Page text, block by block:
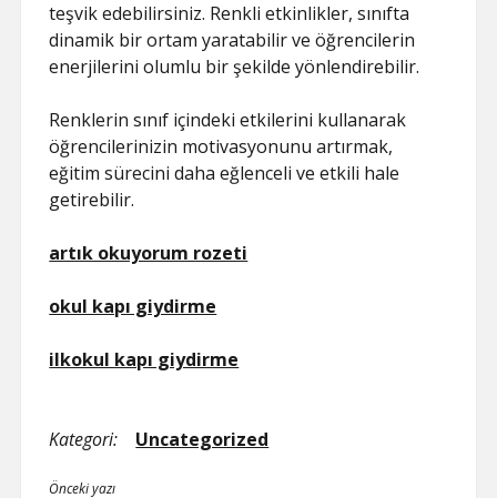
teşvik edebilirsiniz. Renkli etkinlikler, sınıfta
dinamik bir ortam yaratabilir ve öğrencilerin
enerjilerini olumlu bir şekilde yönlendirebilir.
Renklerin sınıf içindeki etkilerini kullanarak
öğrencilerinizin motivasyonunu artırmak,
eğitim sürecini daha eğlenceli ve etkili hale
getirebilir.
artık okuyorum rozeti
okul kapı giydirme
ilkokul kapı giydirme
Kategori: Uncategorized
Önceki yazı